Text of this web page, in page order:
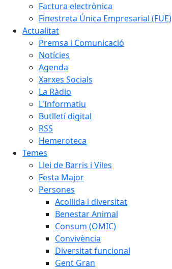
Factura electrònica
Finestreta Única Empresarial (FUE)
Actualitat
Premsa i Comunicació
Notícies
Agenda
Xarxes Socials
La Ràdio
L'Informatiu
Butlletí digital
RSS
Hemeroteca
Temes
Llei de Barris i Viles
Festa Major
Persones
Acollida i diversitat
Benestar Animal
Consum (OMIC)
Convivència
Diversitat funcional
Gent Gran